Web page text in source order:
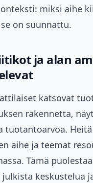
miksi aihe
on suunnattu.
ja alan
katsovat
rakennetta,
tuotantoarvoa.
aihe ja teemat
Tämä
julkista keskustelua